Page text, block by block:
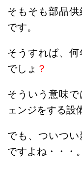
そもそも部品
です。
そうすれば、
でしょ ？
そういう意味
ェンジをする設
でも、ついつ
ですよね・・・。